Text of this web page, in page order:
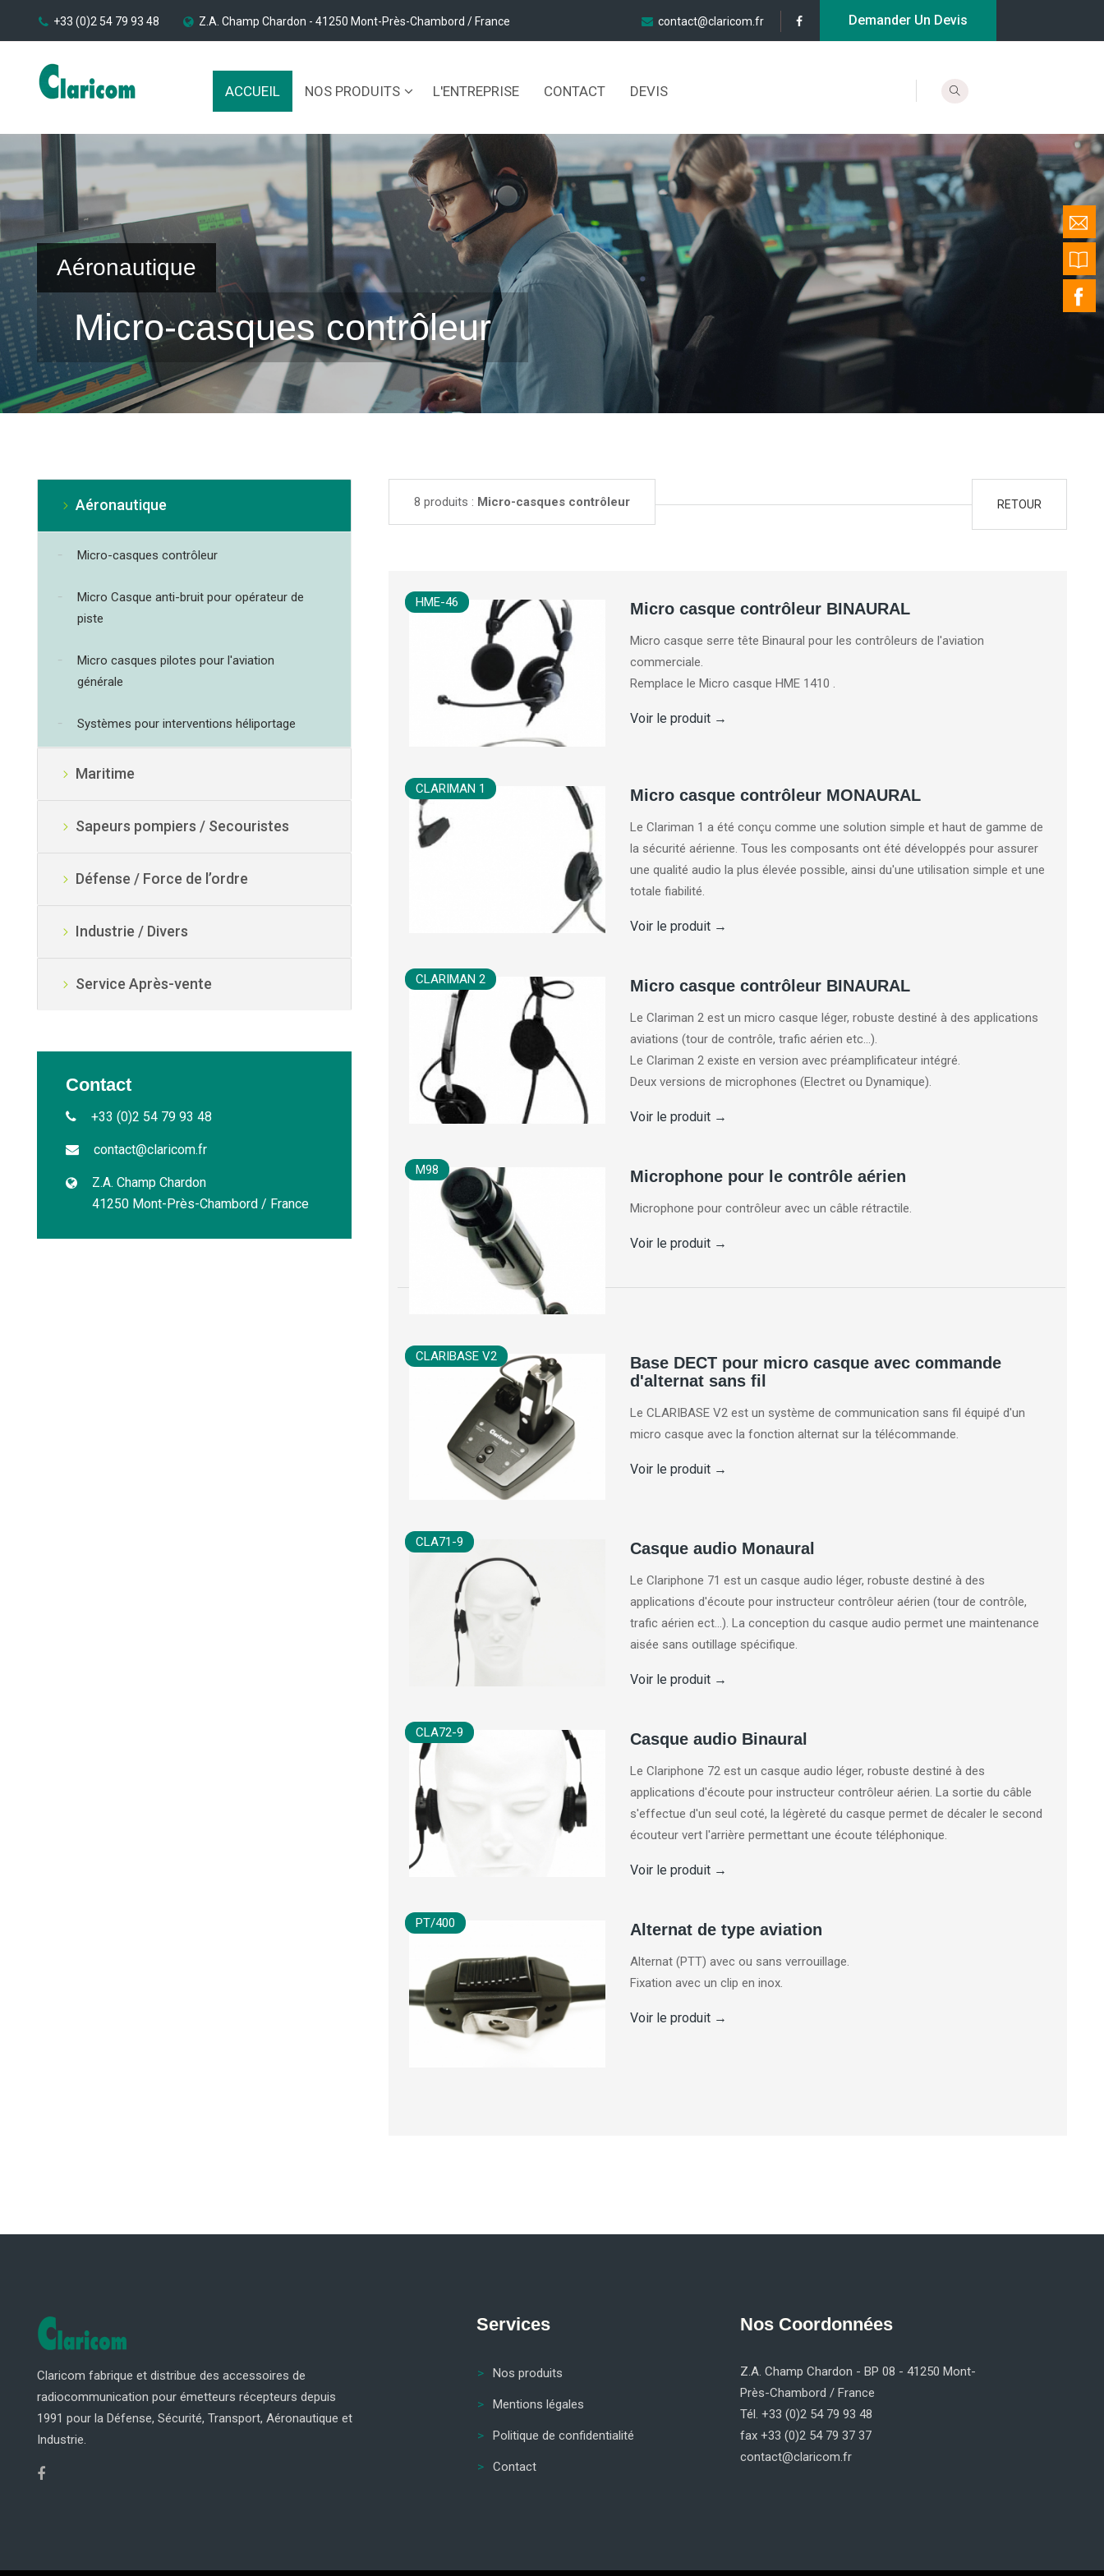
+33 (0)2 54 79 93 48 Z.A. Champ Chardon - 41250 Mont-Près-Chambord / France contact@claricom.fr Demander Un Devis
ACCUEIL NOS PRODUITS L'ENTREPRISE CONTACT DEVIS
Aéronautique
Micro-casques contrôleur
Aéronautique
Micro-casques contrôleur
Micro Casque anti-bruit pour opérateur de
piste
Micro casques pilotes pour l'aviation
générale
Systèmes pour interventions héliportage
Maritime
Sapeurs pompiers / Secouristes
Défense / Force de l’ordre
Industrie / Divers
Service Après-vente
Contact
+33 (0)2 54 79 93 48
contact@claricom.fr
Z.A. Champ Chardon
41250 Mont-Près-Chambord / France
8 produits : Micro-casques contrôleur RETOUR
HME-46 Micro casque contrôleur BINAURAL
Micro casque serre tête Binaural pour les contrôleurs de l'aviation
commerciale.
Remplace le Micro casque HME 1410 .
Voir le produit →
CLARIMAN 1 Micro casque contrôleur MONAURAL
Le Clariman 1 a été conçu comme une solution simple et haut de gamme de
la sécurité aérienne. Tous les composants ont été développés pour assurer
une qualité audio la plus élevée possible, ainsi du'une utilisation simple et une
totale fiabilité.
Voir le produit →
CLARIMAN 2 Micro casque contrôleur BINAURAL
Le Clariman 2 est un micro casque léger, robuste destiné à des applications
aviations (tour de contrôle, trafic aérien etc...).
Le Clariman 2 existe en version avec préamplificateur intégré.
Deux versions de microphones (Electret ou Dynamique).
Voir le produit →
M98 Microphone pour le contrôle aérien
Microphone pour contrôleur avec un câble rétractile.
Voir le produit →
CLARIBASE V2
Base DECT pour micro casque avec commande
d'alternat sans fil
Le CLARIBASE V2 est un système de communication sans fil équipé d'un
micro casque avec la fonction alternat sur la télécommande.
Voir le produit →
CLA71-9 Casque audio Monaural
Le Clariphone 71 est un casque audio léger, robuste destiné à des
applications d'écoute pour instructeur contrôleur aérien (tour de contrôle,
trafic aérien ect...). La conception du casque audio permet une maintenance
aisée sans outillage spécifique.
Voir le produit →
CLA72-9 Casque audio Binaural
Le Clariphone 72 est un casque audio léger, robuste destiné à des
applications d'écoute pour instructeur contrôleur aérien. La sortie du câble
s'effectue d'un seul coté, la légèreté du casque permet de décaler le second
écouteur vert l'arrière permettant une écoute téléphonique.
Voir le produit →
PT/400 Alternat de type aviation
Alternat (PTT) avec ou sans verrouillage.
Fixation avec un clip en inox.
Voir le produit →
Claricom fabrique et distribue des accessoires de
radiocommunication pour émetteurs récepteurs depuis
1991 pour la Défense, Sécurité, Transport, Aéronautique et
Industrie.
Services
Nos produits
Mentions légales
Politique de confidentialité
Contact
Nos Coordonnées
Z.A. Champ Chardon - BP 08 - 41250 Mont-
Près-Chambord / France
Tél. +33 (0)2 54 79 93 48
fax +33 (0)2 54 79 37 37
contact@claricom.fr